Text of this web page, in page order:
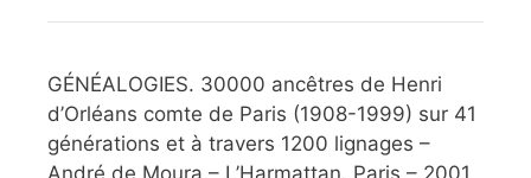
GÉNÉALOGIES. 30000 ancêtres de Henri
d’Orléans comte de Paris (1908-1999) sur 41
générations et à travers 1200 lignages –
André de Moura – L’Harmattan, Paris – 2001